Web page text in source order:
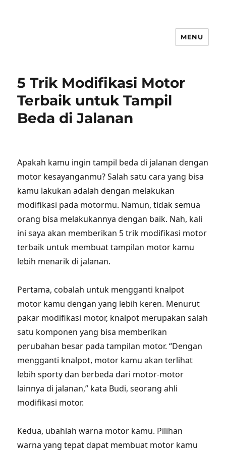
MENU
5 Trik Modifikasi Motor
Terbaik untuk Tampil
Beda di Jalanan
Apakah kamu ingin tampil beda di jalanan dengan
motor kesayanganmu? Salah satu cara yang bisa
kamu lakukan adalah dengan melakukan
modifikasi pada motormu. Namun, tidak semua
orang bisa melakukannya dengan baik. Nah, kali
ini saya akan memberikan 5 trik modifikasi motor
terbaik untuk membuat tampilan motor kamu
lebih menarik di jalanan.
Pertama, cobalah untuk mengganti knalpot
motor kamu dengan yang lebih keren. Menurut
pakar modifikasi motor, knalpot merupakan salah
satu komponen yang bisa memberikan
perubahan besar pada tampilan motor. “Dengan
mengganti knalpot, motor kamu akan terlihat
lebih sporty dan berbeda dari motor-motor
lainnya di jalanan,” kata Budi, seorang ahli
modifikasi motor.
Kedua, ubahlah warna motor kamu. Pilihan
warna yang tepat dapat membuat motor kamu